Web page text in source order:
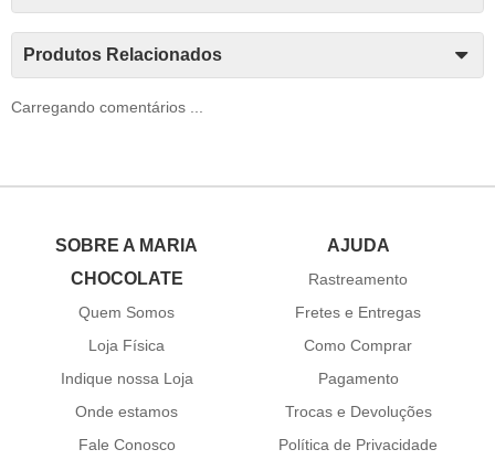
Produtos Relacionados
Carregando comentários ...
SOBRE A MARIA
CHOCOLATE
Quem Somos
Loja Física
Indique nossa Loja
Onde estamos
Fale Conosco
AJUDA
Rastreamento
Fretes e Entregas
Como Comprar
Pagamento
Trocas e Devoluções
Política de Privacidade